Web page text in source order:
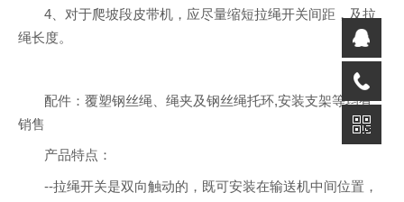
4、对于爬坡段皮带机，应尽量缩短拉绳开关间距，及拉
绳长度。
配件：覆塑钢丝绳、绳夹及钢丝绳托环,安装支架等均有
销售
产品特点：
--拉绳开关是双向触动的，既可安装在输送机中间位置，